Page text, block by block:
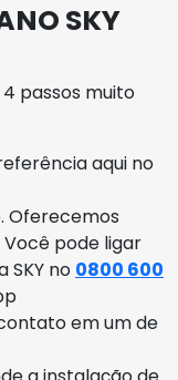
SKY
passos muito
aqui no
Oferecemos
pode ligar
SKY no 0800 600
em um de